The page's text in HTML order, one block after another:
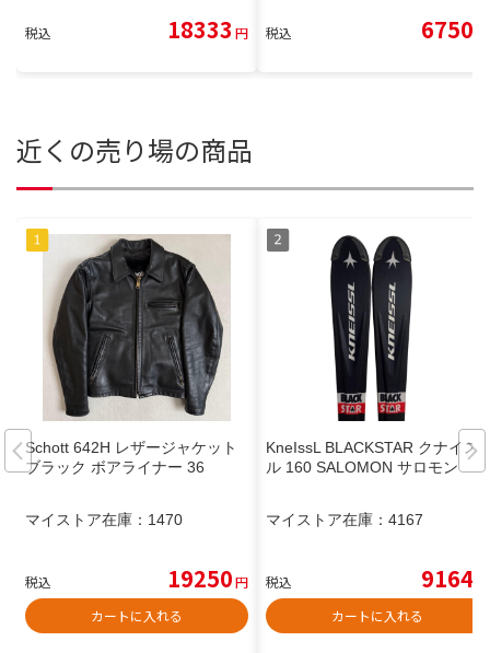
税込 18333 円 税込 6750
近くの売り場の商品
Schott 642H レザージャケット
ブラック ボアライナー 36
マイストア在庫： 1470
税込 19250円
カートに入れる
KneIssL BLACKSTAR クナイス
ル 160 SALOMON サロモン
マイストア在庫： 4167
税込 9164
カートに入れる